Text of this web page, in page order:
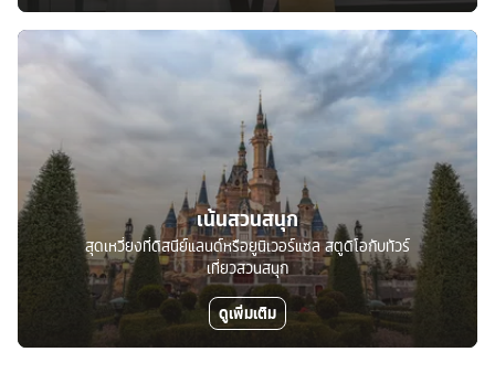
เน้นสวนสนุก
สุดเหวี่ยงที่ดิสนีย์แลนด์หรือยูนิเวอร์แซล สตูดิโอกับทัวร์
เที่ยวสวนสนุก
ดูเพิ่มเติม